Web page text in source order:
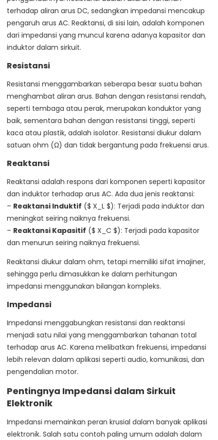
terhadap aliran arus DC, sedangkan impedansi mencakup
pengaruh arus AC. Reaktansi, di sisi lain, adalah komponen
dari impedansi yang muncul karena adanya kapasitor dan
induktor dalam sirkuit.
Resistansi
Resistansi menggambarkan seberapa besar suatu bahan
menghambat aliran arus. Bahan dengan resistansi rendah,
seperti tembaga atau perak, merupakan konduktor yang
baik, sementara bahan dengan resistansi tinggi, seperti
kaca atau plastik, adalah isolator. Resistansi diukur dalam
satuan ohm (Ω) dan tidak bergantung pada frekuensi arus.
Reaktansi
Reaktansi adalah respons dari komponen seperti kapasitor
dan induktor terhadap arus AC. Ada dua jenis reaktansi:
– Reaktansi Induktif ($ X_L $): Terjadi pada induktor dan
meningkat seiring naiknya frekuensi.
– Reaktansi Kapasitif ($ X_C $): Terjadi pada kapasitor
dan menurun seiring naiknya frekuensi.
Reaktansi diukur dalam ohm, tetapi memiliki sifat imajiner,
sehingga perlu dimasukkan ke dalam perhitungan
impedansi menggunakan bilangan kompleks.
Impedansi
Impedansi menggabungkan resistansi dan reaktansi
menjadi satu nilai yang menggambarkan tahanan total
terhadap arus AC. Karena melibatkan frekuensi, impedansi
lebih relevan dalam aplikasi seperti audio, komunikasi, dan
pengendalian motor.
Pentingnya Impedansi dalam Sirkuit
Elektronik
Impedansi memainkan peran krusial dalam banyak aplikasi
elektronik. Salah satu contoh paling umum adalah dalam